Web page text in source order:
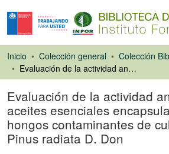
Inicio Colección general
Colección
Evaluación de la actividad antifúngica de aceites esenciales encapsulados contra hongos contaminantes de cultivo in vitro de Pinus radiata D. Don
Evaluación de la actividad
aceites esenciales
hongos contaminantes de
Pinus radiata D. Don